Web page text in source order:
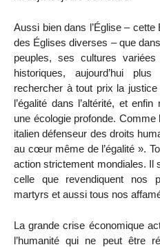
Aussi bien dans l’Église –
des Églises diverses – que
peuples, ses cultures
historiques, aujourd’hui
rechercher à tout prix la
l’égalité dans l’altérité, et
une écologie profonde.
italien défenseur des droits
au cœur même de l’égalité ».
action strictement mondiales. Il
celle que revendiquent nos
martyrs et aussi tous nos
La grande crise économique
l’humanité qui ne peut être